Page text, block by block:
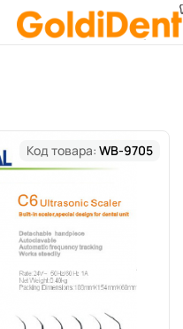
Код товара: WB-9705